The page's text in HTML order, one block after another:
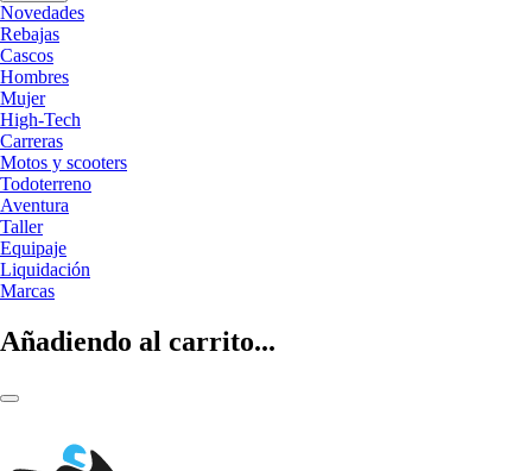
Novedades
Rebajas
Cascos
Hombres
Mujer
High-Tech
Carreras
Motos y scooters
Todoterreno
Aventura
Taller
Equipaje
Liquidación
Marcas
Añadiendo al carrito...